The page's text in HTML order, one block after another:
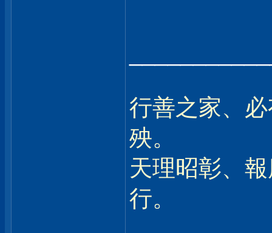
行善之家、
殃。
天理昭彰、
行。